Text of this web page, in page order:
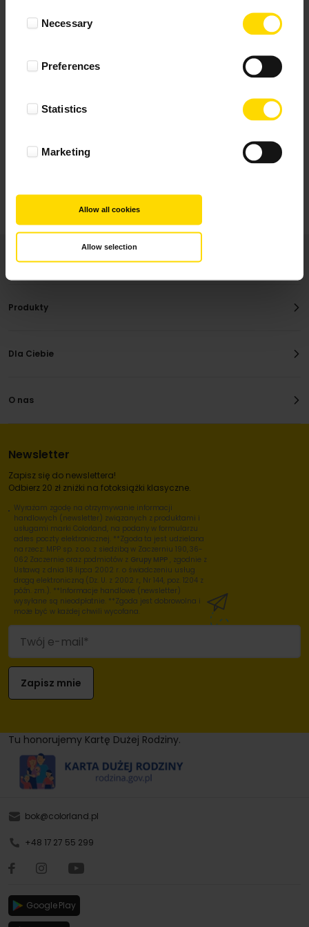
SelectionNecessary
Preferences
Statistics
Marketing
Allow all cookies
Allow selection
Najbardziej pomocne oceny, które doradzą Ci
Produkty
Dla Ciebie
O nas
Newsletter
Zapisz się do newslettera!
Odbierz 20 zł zniżki na fotoksiążki klasyczne.
Wyrażam zgodę na otrzymywanie informacji
handlowych (newsletter) związanych z produktami i
usługami marki Colorland, na podany w formularzu
adres poczty elektronicznej. **Zgoda ta jest udzielana
na rzecz: MPP sp. z o.o. z siedzibą w Zaczerniu 190, 36-
062 Zaczernie oraz podmiotów z Grupy MPP , zgodnie z
Ustawą z dnia 18 lipca 2002 r. o świadczeniu usług
drogą elektroniczną (Dz. U. z 2002 r., Nr 144, poz. 1204 z
późn. zm.). **Informacje handlowe (newsletter)
wysyłane są nieodpłatnie. **Zgoda jest dobrowolna i
może być w każdej chwili wycofana.
Tu honorujemy Kartę Dużej Rodziny.
bok@colorland.pl
+48 17 27 55 299
Google Play